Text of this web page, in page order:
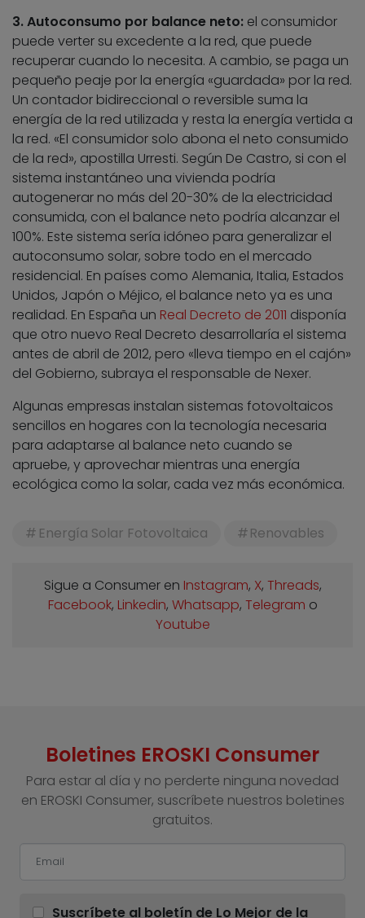
3. Autoconsumo por balance neto: el consumidor
puede verter su excedente a la red, que puede
recuperar cuando lo necesita. A cambio, se paga un
pequeño peaje por la energía «guardada» por la red.
Un contador bidireccional o reversible suma la
energía de la red utilizada y resta la energía vertida a
la red. «El consumidor solo abona el neto consumido
de la red», apostilla Urresti. Según De Castro, si con el
sistema instantáneo una vivienda podría
autogenerar no más del 20-30% de la electricidad
consumida, con el balance neto podría alcanzar el
100%. Este sistema sería idóneo para generalizar el
autoconsumo solar, sobre todo en el mercado
residencial. En países como Alemania, Italia, Estados
Unidos, Japón o Méjico, el balance neto ya es una
realidad. En España un Real Decreto de 2011 disponía
que otro nuevo Real Decreto desarrollaría el sistema
antes de abril de 2012, pero «lleva tiempo en el cajón»
del Gobierno, subraya el responsable de Nexer.
Algunas empresas instalan sistemas fotovoltaicos
sencillos en hogares con la tecnología necesaria
para adaptarse al balance neto cuando se
apruebe, y aprovechar mientras una energía
ecológica como la solar, cada vez más económica.
Energía Solar Fotovoltaica Renovables
Sigue a Consumer en Instagram, X, Threads,
Facebook, Linkedin, Whatsapp, Telegram o
Youtube
Boletines EROSKI Consumer
Para estar al día y no perderte ninguna novedad
en EROSKI Consumer, suscríbete nuestros boletines
gratuitos.
Suscríbete al boletín de Lo Mejor de la